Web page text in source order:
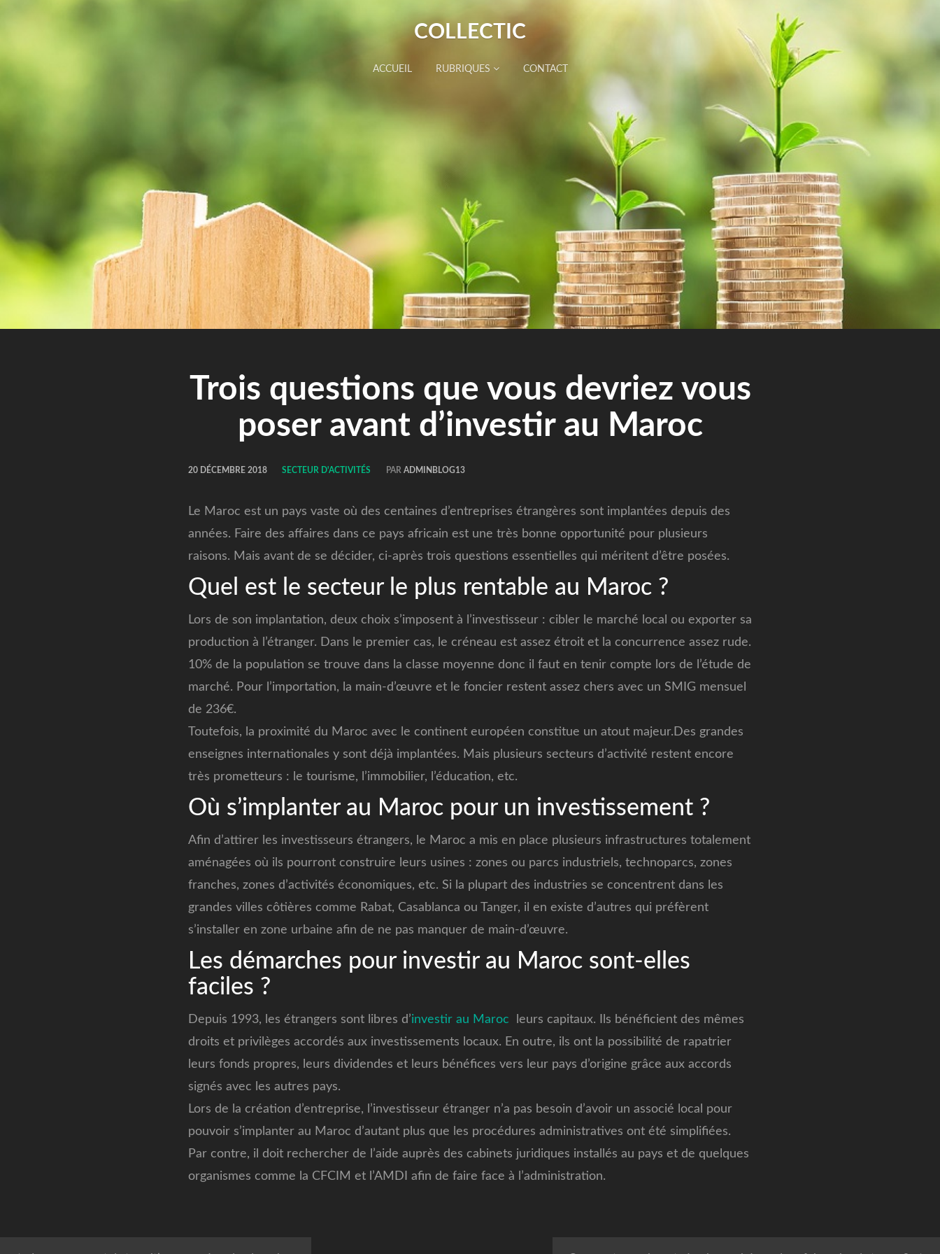
COLLECTIC
ACCUEIL RUBRIQUES CONTACT
Trois questions que vous devriez vous
poser avant d’investir au Maroc
20 DÉCEMBRE 2018 SECTEUR D'ACTIVITÉS PAR ADMINBLOG13
Le Maroc est un pays vaste où des centaines d’entreprises étrangères sont implantées depuis des
années. Faire des affaires dans ce pays africain est une très bonne opportunité pour plusieurs
raisons. Mais avant de se décider, ci-après trois questions essentielles qui méritent d’être posées.
Quel est le secteur le plus rentable au Maroc ?
Lors de son implantation, deux choix s’imposent à l’investisseur : cibler le marché local ou exporter sa
production à l’étranger. Dans le premier cas, le créneau est assez étroit et la concurrence assez rude.
10% de la population se trouve dans la classe moyenne donc il faut en tenir compte lors de l’étude de
marché. Pour l’importation, la main-d’œuvre et le foncier restent assez chers avec un SMIG mensuel
de 236€.
Toutefois, la proximité du Maroc avec le continent européen constitue un atout majeur.Des grandes
enseignes internationales y sont déjà implantées. Mais plusieurs secteurs d’activité restent encore
très prometteurs : le tourisme, l’immobilier, l’éducation, etc.
Où s’implanter au Maroc pour un investissement ?
Afin d’attirer les investisseurs étrangers, le Maroc a mis en place plusieurs infrastructures totalement
aménagées où ils pourront construire leurs usines : zones ou parcs industriels, technoparcs, zones
franches, zones d’activités économiques, etc. Si la plupart des industries se concentrent dans les
grandes villes côtières comme Rabat, Casablanca ou Tanger, il en existe d’autres qui préfèrent
s’installer en zone urbaine afin de ne pas manquer de main-d’œuvre.
Les démarches pour investir au Maroc sont-elles
faciles ?
Depuis 1993, les étrangers sont libres d’investir au Maroc leurs capitaux. Ils bénéficient des mêmes
droits et privilèges accordés aux investissements locaux. En outre, ils ont la possibilité de rapatrier
leurs fonds propres, leurs dividendes et leurs bénéfices vers leur pays d’origine grâce aux accords
signés avec les autres pays.
Lors de la création d’entreprise, l’investisseur étranger n’a pas besoin d’avoir un associé local pour
pouvoir s’implanter au Maroc d’autant plus que les procédures administratives ont été simplifiées.
Par contre, il doit rechercher de l’aide auprès des cabinets juridiques installés au pays et de quelques
organismes comme la CFCIM et l’AMDI afin de faire face à l’administration.